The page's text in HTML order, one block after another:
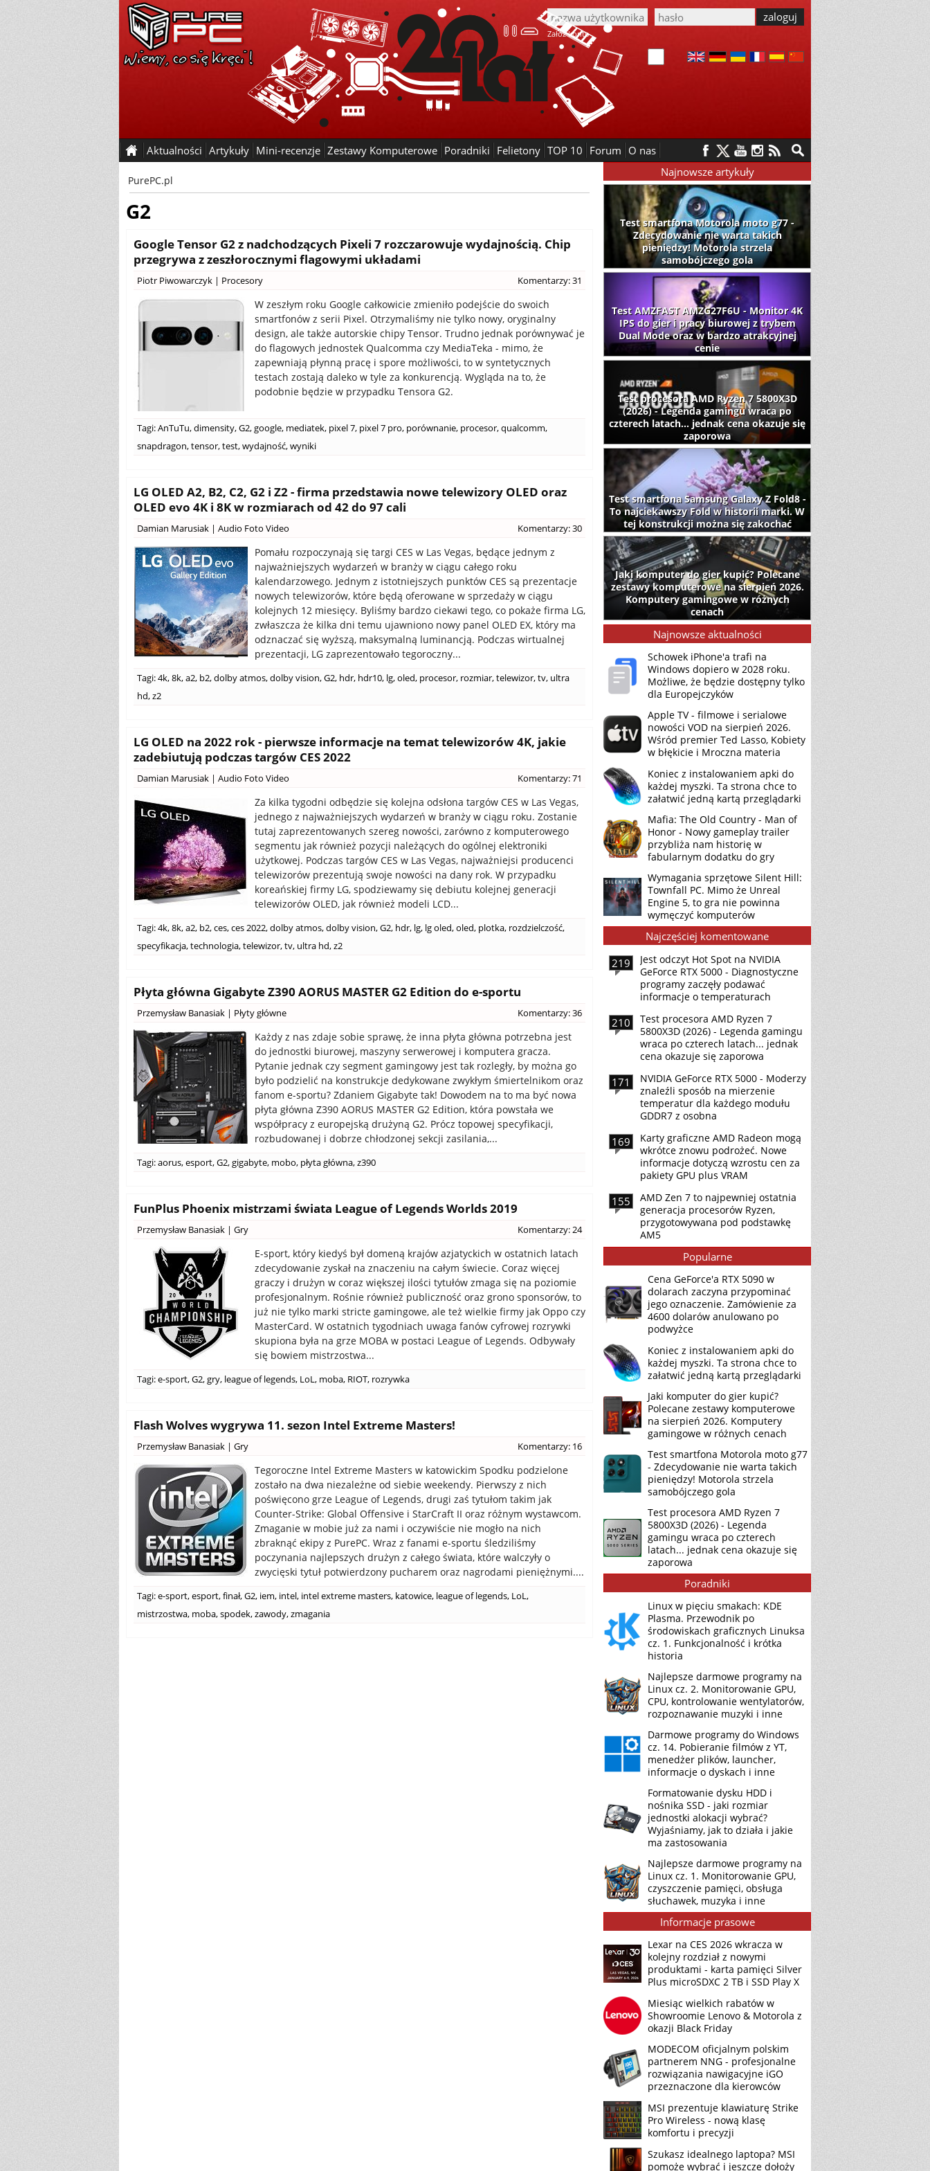
Załóż konto
Aktualności Artykuły Mini-recenzje Zestawy Komputerowe Poradniki Felietony TOP 10 Forum O nas
PurePC.pl
G2
Google Tensor G2 z nadchodzących Pixeli 7 rozczarowuje wydajnością. Chip
przegrywa z zeszłorocznymi flagowymi układami
Piotr Piwowarczyk | Procesory Komentarzy: 31
W zeszłym roku Google całkowicie zmieniło podejście do swoich
smartfonów z serii Pixel. Otrzymaliśmy nie tylko nowy, oryginalny
design, ale także autorskie chipy Tensor. Trudno jednak porównywać je
do flagowych jednostek Qualcomma czy MediaTeka - mimo, że
zapewniają płynną pracę i spore możliwości, to w syntetycznych
testach zostają daleko w tyle za konkurencją. Wygląda na to, że
podobnie będzie w przypadku Tensora G2.
Tagi:AnTuTu,dimensity,G2,google, mediatek, pixel 7, pixel 7 pro, porównanie, procesor,qualcomm,
snapdragon,tensor,test,wydajność,wyniki
LG OLED A2, B2, C2, G2 i Z2 - firma przedstawia nowe telewizory OLED oraz
OLED evo 4K i 8K w rozmiarach od 42 do 97 cali
Damian Marusiak | Audio Foto Video Komentarzy: 30
Pomału rozpoczynają się targi CES w Las Vegas, będące jednym z
najważniejszych wydarzeń w branży w ciągu całego roku
kalendarzowego. Jednym z istotniejszych punktów CES są prezentacje
nowych telewizorów, które będą oferowane w sprzedaży w ciągu
kolejnych 12 miesięcy. Byliśmy bardzo ciekawi tego, co pokaże firma LG,
zwłaszcza że kilka dni temu ujawniono nowy panel OLED EX, który ma
odznaczać się wyższą, maksymalną luminancją. Podczas wirtualnej
prezentacji, LG zaprezentowało tegoroczny...
Tagi:4k,8k,a2, b2,dolby atmos,dolby vision,G2, hdr, hdr10, lg,oled, procesor, rozmiar,telewizor,tv, ultra
hd,z2
LG OLED na 2022 rok - pierwsze informacje na temat telewizorów 4K, jakie
zadebiutują podczas targów CES 2022
Damian Marusiak | Audio Foto Video Komentarzy: 71
Za kilka tygodni odbędzie się kolejna odsłona targów CES w Las Vegas,
jednego z najważniejszych wydarzeń w branży w ciągu roku. Zostanie
tutaj zaprezentowanych szereg nowości, zarówno z komputerowego
segmentu jak również pozycji należących do ogólnej elektroniki
użytkowej. Podczas targów CES w Las Vegas, najważniejsi producenci
telewizorów prezentują swoje nowości na dany rok. W przypadku
koreańskiej firmy LG, spodziewamy się debiutu kolejnej generacji
telewizorów OLED, jak również modeli LCD...
Tagi:4k,8k,a2, b2,ces,ces 2022,dolby atmos,dolby vision,G2, hdr, lg, lg oled,oled, plotka, rozdzielczość,
specyfikacja,technologia,telewizor,tv, ultra hd,z2
Płyta główna Gigabyte Z390 AORUS MASTER G2 Edition do e-sportu
Przemysław Banasiak | Płyty główne Komentarzy: 36
Każdy z nas zdaje sobie sprawę, że inna płyta główna potrzebna jest
do jednostki biurowej, maszyny serwerowej i komputera gracza.
Pytanie jednak czy segment gamingowy jest tak rozległy, by można go
było podzielić na konstrukcje dedykowane zwykłym śmiertelnikom oraz
fanom e-sportu? Zdaniem Gigabyte tak! Dowodem na to ma być nowa
płyta główna Z390 AORUS MASTER G2 Edition, która powstała we
współpracy z europejską drużyną G2. Prócz topowej specyfikacji,
rozbudowanej i dobrze chłodzonej sekcji zasilania,...
Tagi:aorus,esport,G2,gigabyte, mobo, płyta główna,z390
FunPlus Phoenix mistrzami świata League of Legends Worlds 2019
Przemysław Banasiak | Gry Komentarzy: 24
E-sport, który kiedyś był domeną krajów azjatyckich w ostatnich latach
zdecydowanie zyskał na znaczeniu na całym świecie. Coraz więcej
graczy i drużyn w coraz większej ilości tytułów zmaga się na poziomie
profesjonalnym. Rośnie również publiczność oraz grono sponsorów, to
już nie tylko marki stricte gamingowe, ale też wielkie firmy jak Oppo czy
MasterCard. W ostatnich tygodniach uwaga fanów cyfrowej rozrywki
skupiona była na grze MOBA w postaci League of Legends. Odbywały
się bowiem mistrzostwa...
Tagi:e-sport,G2,gry, league of legends, LoL, moba, RIOT, rozrywka
Flash Wolves wygrywa 11. sezon Intel Extreme Masters!
Przemysław Banasiak | Gry Komentarzy: 16
Tegoroczne Intel Extreme Masters w katowickim Spodku podzielone
zostało na dwa niezależne od siebie weekendy. Pierwszy z nich
poświęcono grze League of Legends, drugi zaś tytułom takim jak
Counter-Strike: Global Offensive i StarCraft II oraz różnym wystawcom.
Zmaganie w mobie już za nami i oczywiście nie mogło na nich
zbraknąć ekipy z PurePC. Wraz z fanami e-sportu śledziliśmy
poczynania najlepszych drużyn z całego świata, które walczyły o
zwycięski tytuł potwierdzony pucharem oraz nagrodami pieniężnymi....
Tagi:e-sport,esport,finał,G2, iem, intel, intel extreme masters, katowice, league of legends, LoL,
mistrzostwa, moba,spodek,zawody,zmagania
Najnowsze artykuły
Test smartfona Motorola moto g77 -
Zdecydowanie nie warta takich
pieniędzy! Motorola strzela
samobójczego gola
Test AMZFAST AMZG27F6U - Monitor 4K
IPS do gier i pracy biurowej z trybem
Dual Mode oraz w bardzo atrakcyjnej
cenie
Test procesora AMD Ryzen 7 5800X3D
(2026) - Legenda gamingu wraca po
czterech latach... jednak cena okazuje się
zaporowa
Test smartfona Samsung Galaxy Z Fold8 -
To najciekawszy Fold w historii marki. W
tej konstrukcji można się zakochać
Jaki komputer do gier kupić? Polecane
zestawy komputerowe na sierpień 2026.
Komputery gamingowe w różnych
cenach
Najnowsze aktualności
Schowek iPhone'a trafi na
Windows dopiero w 2028 roku.
Możliwe, że będzie dostępny tylko
dla Europejczyków
Apple TV - filmowe i serialowe
nowości VOD na sierpień 2026.
Wśród premier Ted Lasso, Kobiety
w błękicie i Mroczna materia
Koniec z instalowaniem apki do
każdej myszki. Ta strona chce to
załatwić jedną kartą przeglądarki
Mafia: The Old Country - Man of
Honor - Nowy gameplay trailer
przybliża nam historię w
fabularnym dodatku do gry
Wymagania sprzętowe Silent Hill:
Townfall PC. Mimo że Unreal
Engine 5, to gra nie powinna
wymęczyć komputerów
Najczęściej komentowane
219
Jest odczyt Hot Spot na NVIDIA
GeForce RTX 5000 - Diagnostyczne
programy zaczęły podawać
informacje o temperaturach
210
Test procesora AMD Ryzen 7
5800X3D (2026) - Legenda gamingu
wraca po czterech latach... jednak
cena okazuje się zaporowa
171
NVIDIA GeForce RTX 5000 - Moderzy
znaleźli sposób na mierzenie
temperatur dla każdego modułu
GDDR7 z osobna
169
Karty graficzne AMD Radeon mogą
wkrótce znowu podrożeć. Nowe
informacje dotyczą wzrostu cen za
pakiety GPU plus VRAM
155
AMD Zen 7 to najpewniej ostatnia
generacja procesorów Ryzen,
przygotowywana pod podstawkę
AM5
Popularne
Cena GeForce'a RTX 5090 w
dolarach zaczyna przypominać
jego oznaczenie. Zamówienie za
4600 dolarów anulowano po
podwyżce
Koniec z instalowaniem apki do
każdej myszki. Ta strona chce to
załatwić jedną kartą przeglądarki
Jaki komputer do gier kupić?
Polecane zestawy komputerowe
na sierpień 2026. Komputery
gamingowe w różnych cenach
Test smartfona Motorola moto g77
- Zdecydowanie nie warta takich
pieniędzy! Motorola strzela
samobójczego gola
Test procesora AMD Ryzen 7
5800X3D (2026) - Legenda
gamingu wraca po czterech
latach... jednak cena okazuje się
zaporowa
Poradniki
Linux w pięciu smakach: KDE
Plasma. Przewodnik po
środowiskach graficznych Linuksa
cz. 1. Funkcjonalność i krótka
historia
Najlepsze darmowe programy na
Linux cz. 2. Monitorowanie GPU,
CPU, kontrolowanie wentylatorów,
rozpoznawanie muzyki i inne
Darmowe programy do Windows
cz. 14. Pobieranie filmów z YT,
menedżer plików, launcher,
informacje o dyskach i inne
Formatowanie dysku HDD i
nośnika SSD - jaki rozmiar
jednostki alokacji wybrać?
Wyjaśniamy, jak to działa i jakie
ma zastosowania
Najlepsze darmowe programy na
Linux cz. 1. Monitorowanie GPU,
czyszczenie pamięci, obsługa
słuchawek, muzyka i inne
Informacje prasowe
Lexar na CES 2026 wkracza w
kolejny rozdział z nowymi
produktami - karta pamięci Silver
Plus microSDXC 2 TB i SSD Play X
Miesiąc wielkich rabatów w
Showroomie Lenovo & Motorola z
okazji Black Friday
MODECOM oficjalnym polskim
partnerem NNG - profesjonalne
rozwiązania nawigacyjne iGO
przeznaczone dla kierowców
MSI prezentuje klawiaturę Strike
Pro Wireless - nową klasę
komfortu i precyzji
Szukasz idealnego laptopa? MSI
pomoże wybrać i jeszcze dołoży